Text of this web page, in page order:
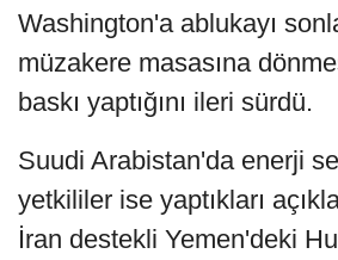
Washington'a ablukayı
müzakere masasına
baskı yaptığını ileri sürdü.
Suudi Arabistan'da enerji
yetkililer ise yaptıkları
İran destekli Yemen'deki